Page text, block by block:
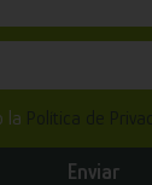
la
Enviar